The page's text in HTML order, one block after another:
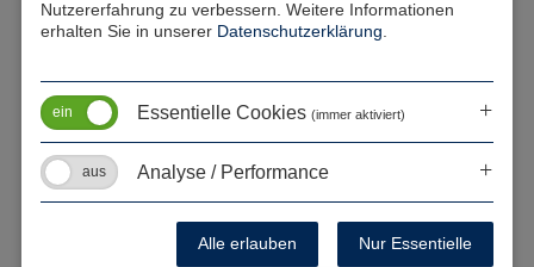
Werkvertragsrecht Handwerk
Heidenheim, Rechtsanwälte Mack & Koch-Fontana,
Kanzlei für Bau- Werkvertragsrecht, das Handwerk
Handwerksforderung
Weiterlesen
Rechtsanwälte Mack & Koch-Fontana, Internetrecht, Hilfe
Nutzererfahrung zu verbessern. Weitere Informationen
erhalten Sie in unserer Datenschutzerklärung.
Alle erlauben Nur Essentielle
Essentielle Cookies (immer aktiviert)
Analyse / Performance